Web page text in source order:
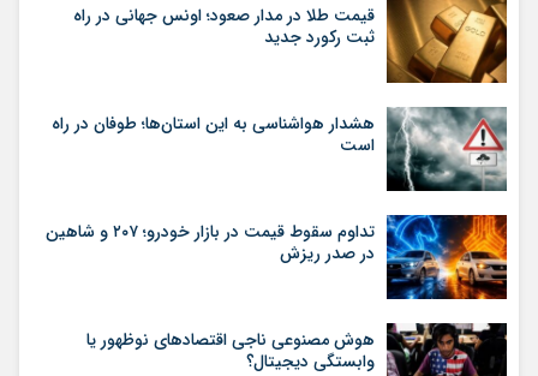
قیمت طلا در مدار صعود؛ اونس جهانی در راه
ثبت رکورد جدید
هشدار هواشناسی به این استان‌ها؛ طوفان در راه
است
تداوم سقوط قیمت در بازار خودرو؛ ۲۰۷ و شاهین
در صدر ریزش
هوش مصنوعی ناجی اقتصادهای نوظهور یا
وابستگی دیجیتال؟